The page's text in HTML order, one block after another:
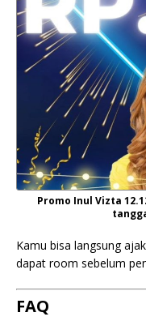
Promo Inul Vizta
Kamu bisa langsung
dapat room sebelum
FAQ